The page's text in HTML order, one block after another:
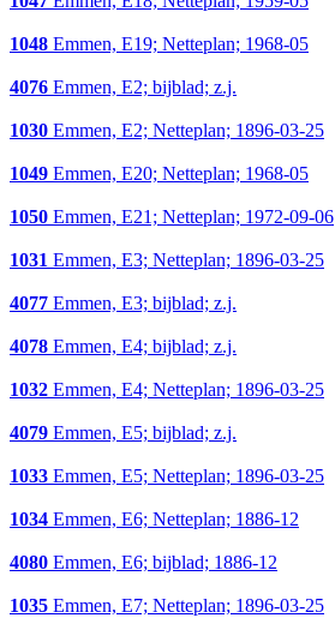
1048 Emmen, E19; Netteplan; 1968-05
4076 Emmen, E2; bijblad; z.j.
1030 Emmen, E2; Netteplan; 1896-03-25
1049 Emmen, E20; Netteplan; 1968-05
1050 Emmen, E21; Netteplan; 1972-09-06
1031 Emmen, E3; Netteplan; 1896-03-25
4077 Emmen, E3; bijblad; z.j.
4078 Emmen, E4; bijblad; z.j.
1032 Emmen, E4; Netteplan; 1896-03-25
4079 Emmen, E5; bijblad; z.j.
1033 Emmen, E5; Netteplan; 1896-03-25
1034 Emmen, E6; Netteplan; 1886-12
4080 Emmen, E6; bijblad; 1886-12
1035 Emmen, E7; Netteplan; 1896-03-25